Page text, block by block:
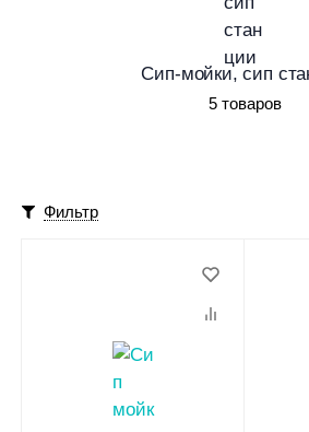
Сип-мойки, сип
5 товаров
Фильтр